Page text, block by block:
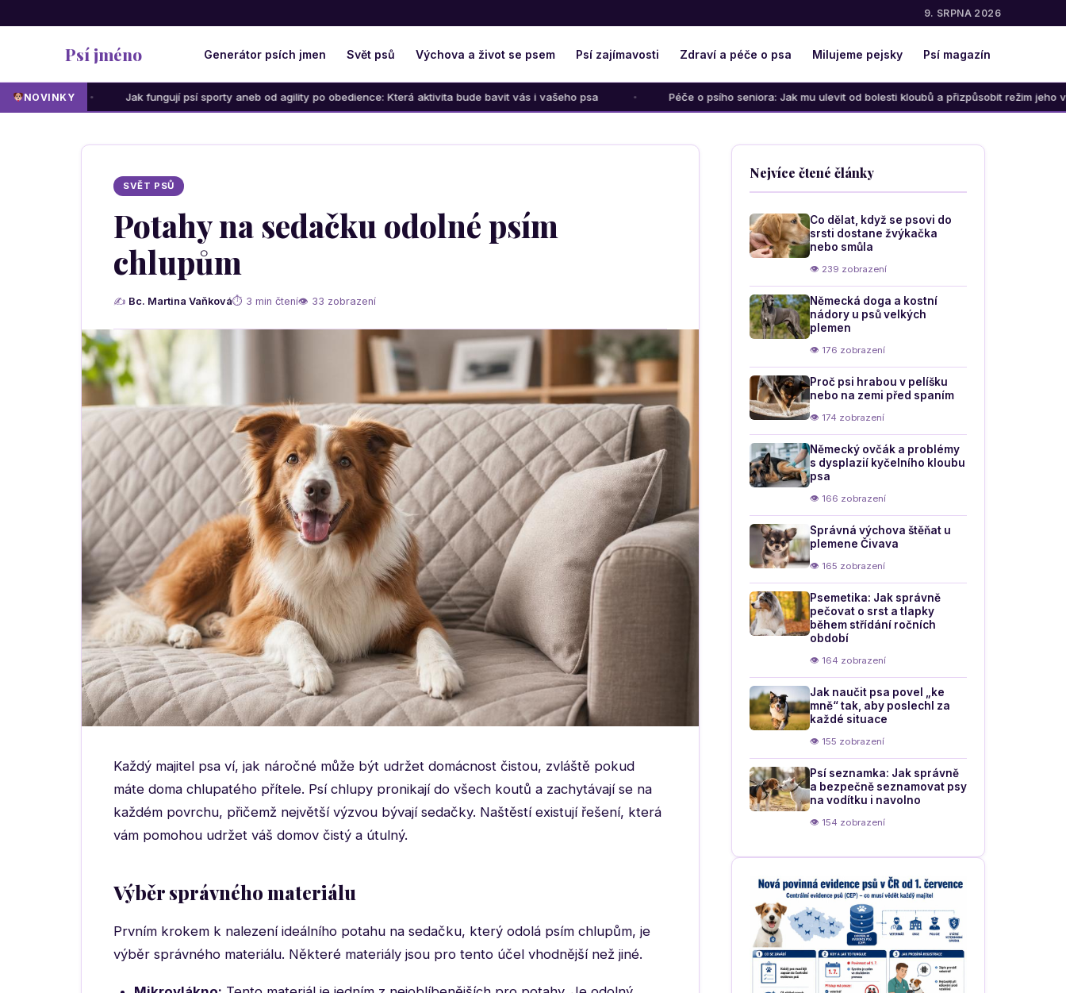
9. SRPNA 2026
Psí jméno Generátor psích jmen Svět psů Výchova a život se psem Psí zajímavosti Zdraví a péče o psa Milujeme pejsky Psí magazín
NOVINKY
Jak fungují psí sporty aneb od agility po obedience: Která aktivita bude bavit vás i vašeho psa Péče o psího seniora: Jak mu ulevit od bolesti kloubů a přizpůsobit režim jeho věku
SVĚT PSŮ
Potahy na sedačku odolné psím
chlupům
✍ Bc. Martina Vaňková⏱ 3 min čtení👁 33 zobrazení
Každý majitel psa ví, jak náročné může být udržet domácnost čistou, zvláště pokud
máte doma chlupatého přítele. Psí chlupy pronikají do všech koutů a zachytávají se na
každém povrchu, přičemž největší výzvou bývají sedačky. Naštěstí existují řešení, která
vám pomohou udržet váš domov čistý a útulný.
Výběr správného materiálu
Prvním krokem k nalezení ideálního potahu na sedačku, který odolá psím chlupům, je
výběr správného materiálu. Některé materiály jsou pro tento účel vhodnější než jiné.
Nejvíce čtené články
Co dělat, když se psovi do
srsti dostane žvýkačka
nebo smůla
👁 239 zobrazení
Německá doga a kostní
nádory u psů velkých
plemen
👁 176 zobrazení
Proč psi hrabou v pelíšku
nebo na zemi před spaním
👁 174 zobrazení
Německý ovčák a problémy
s dysplazií kyčelního kloubu
psa
👁 166 zobrazení
Správná výchova štěňat u
plemene Čivava
👁 165 zobrazení
Psemetika: Jak správně
pečovat o srst a tlapky
během střídání ročních
období
👁 164 zobrazení
Jak naučit psa povel „ke
mně“ tak, aby poslechl za
každé situace
👁 155 zobrazení
Psí seznamka: Jak správně
a bezpečně seznamovat psy
na vodítku i navolno
👁 154 zobrazení